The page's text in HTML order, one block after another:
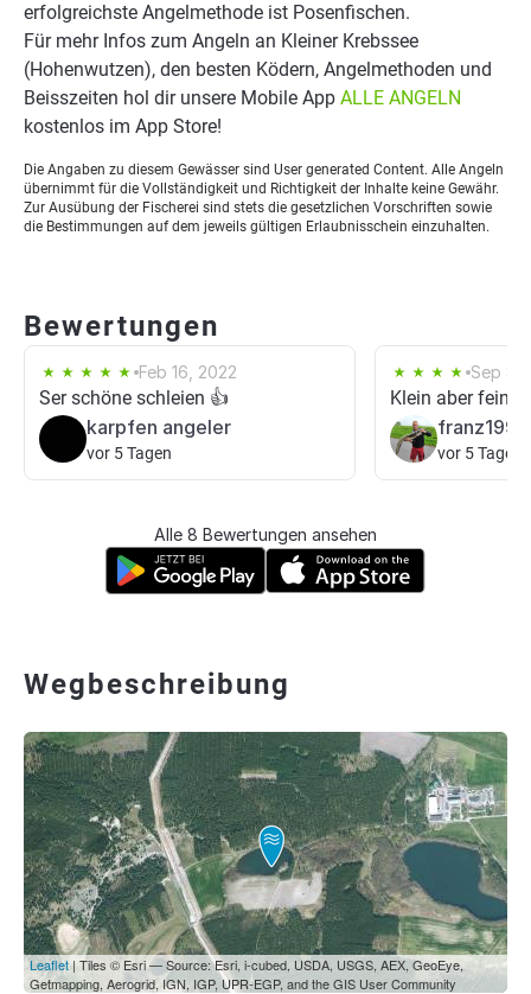
erfolgreichste Angelmethode ist Posenfischen.
Für mehr Infos zum Angeln an Kleiner Krebssee
(Hohenwutzen), den besten Ködern, Angelmethoden und
Beisszeiten hol dir unsere Mobile App ALLE ANGELN
kostenlos im App Store!
Die Angaben zu diesem Gewässer sind User generated Content. Alle Angeln
übernimmt für die Vollständigkeit und Richtigkeit der Inhalte keine Gewähr.
Zur Ausübung der Fischerei sind stets die gesetzlichen Vorschriften sowie
die Bestimmungen auf dem jeweils gültigen Erlaubnisschein einzuhalten.
Bewertungen
Feb 16, 2022
Ser schöne schleien 👍
karpfen angeler
vor 5 Tagen
Sep
Klein aber fein
franz1998
vor 5 Tagen
Alle 8 Bewertungen ansehen
Wegbeschreibung
Leaflet| Tiles © Esri — Source: Esri, i-cubed, USDA, USGS, AEX, GeoEye,
Getmapping, Aerogrid, IGN, IGP, UPR-EGP, and the GIS User Community